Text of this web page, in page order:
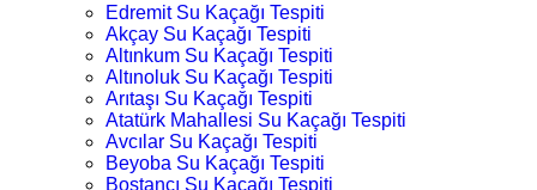
Edremit Su Kaçağı Tespiti
Akçay Su Kaçağı Tespiti
Altınkum Su Kaçağı Tespiti
Altınoluk Su Kaçağı Tespiti
Arıtaşı Su Kaçağı Tespiti
Atatürk Mahallesi Su Kaçağı Tespiti
Avcılar Su Kaçağı Tespiti
Beyoba Su Kaçağı Tespiti
Bostancı Su Kaçağı Tespiti